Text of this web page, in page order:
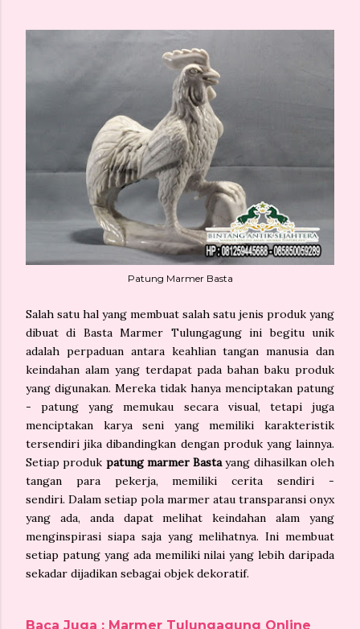
Patung Marmer Basta
Salah satu hal yang membuat salah satu jenis produk yang
dibuat di Basta Marmer Tulungagung ini begitu unik
adalah perpaduan antara keahlian tangan manusia dan
keindahan alam yang terdapat pada bahan baku produk
yang digunakan. Mereka tidak hanya menciptakan patung
- patung yang memukau secara visual, tetapi juga
menciptakan karya seni yang memiliki karakteristik
tersendiri jika dibandingkan dengan produk yang lainnya.
Setiap produk patung marmer Bastayang dihasilkan oleh
tangan para pekerja, memiliki cerita sendiri -
sendiri. Dalam setiap pola marmer atau transparansi onyx
yang ada, anda dapat melihat keindahan alam yang
menginspirasi siapa saja yang melihatnya. Ini membuat
setiap patung yang ada memiliki nilai yang lebih daripada
sekadar dijadikan sebagai objek dekoratif.
Baca Juga : Marmer Tulungagung Online